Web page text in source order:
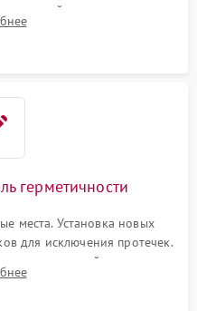
ремонт платы
поврежденной проводки.
герметичности
места. Установка новых
для исключения протечек.
системы,
датчика поплавка.